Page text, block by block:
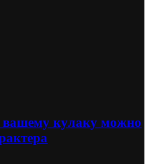
вашему кулаку можно